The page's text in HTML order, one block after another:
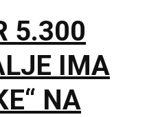
5.300
IMA
NA